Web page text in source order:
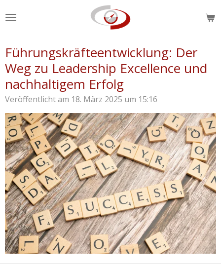
Hauptinhalt
Führungskräfteentwicklung: Der
Weg zu Leadership Excellence und
nachhaltigem Erfolg
Veröffentlicht am 18. März 2025 um 15:16